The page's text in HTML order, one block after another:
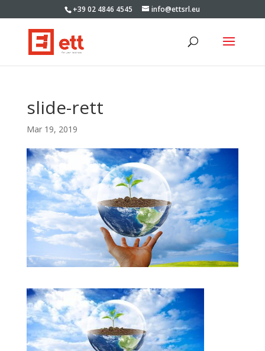
+39 02 4846 4545 info@ettsrl.eu
slide-rett
Mar 19, 2019